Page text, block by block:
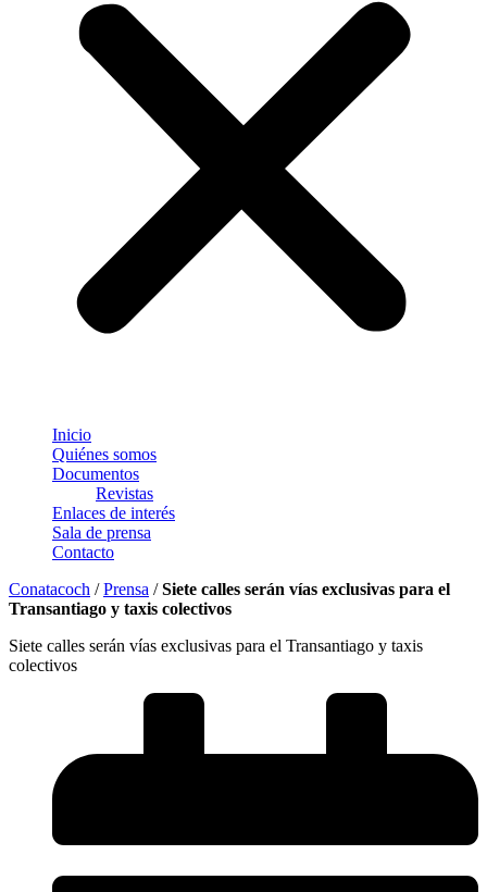
Inicio
Quiénes somos
Documentos
Revistas
Enlaces de interés
Sala de prensa
Contacto
Conatacoch /Prensa /Siete calles serán vías exclusivas para el
Transantiago y taxis colectivos
Siete calles serán vías exclusivas para el Transantiago y taxis
colectivos